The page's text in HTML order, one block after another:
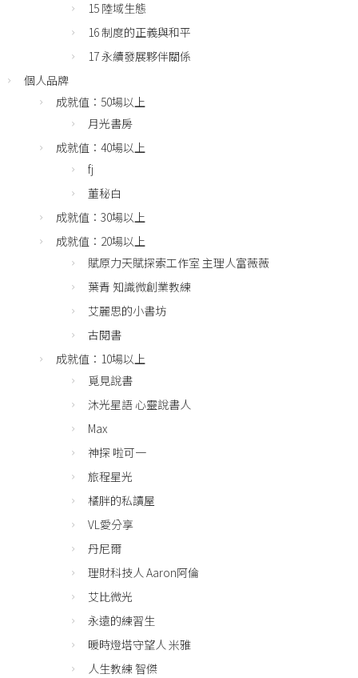
15 陸域生態
16 制度的正義與和平
17 永續發展夥伴關係
個人品牌
成就值：50場以上
月光書房
成就值：40場以上
fj
董秘白
成就值：30場以上
成就值：20場以上
賦原力天賦探索工作室 主理人富薇薇
葉青 知識微創業教練
艾麗思的小書坊
古閱書
成就值：10場以上
覓見說書
沐光星語 心靈說書人
Max
神探 啦可一
旅程星光
橘胖的私讀屋
VL愛分享
丹尼爾
理財科技人 Aaron阿倫
艾比微光
永遠的練習生
暖時燈塔守望人 米雅
人生教練 智傑